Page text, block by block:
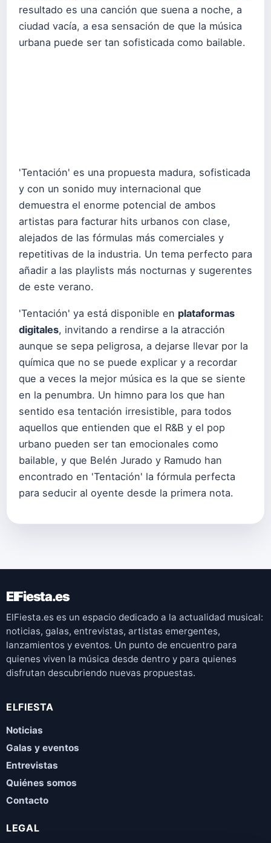
resultado es una canción que suena a noche, a
ciudad vacía, a esa sensación de que la música
urbana puede ser tan sofisticada como bailable.
'Tentación' es una propuesta madura, sofisticada
y con un sonido muy internacional que
demuestra el enorme potencial de ambos
artistas para facturar hits urbanos con clase,
alejados de las fórmulas más comerciales y
repetitivas de la industria. Un tema perfecto para
añadir a las playlists más nocturnas y sugerentes
de este verano.
'Tentación' ya está disponible en plataformas
digitales, invitando a rendirse a la atracción
aunque se sepa peligrosa, a dejarse llevar por la
química que no se puede explicar y a recordar
que a veces la mejor música es la que se siente
en la penumbra. Un himno para los que han
sentido esa tentación irresistible, para todos
aquellos que entienden que el R&B y el pop
urbano pueden ser tan emocionales como
bailable, y que Belén Jurado y Ramudo han
encontrado en 'Tentación' la fórmula perfecta
para seducir al oyente desde la primera nota.
ElFiesta.es
ElFiesta.es es un espacio dedicado a la actualidad musical:
noticias, galas, entrevistas, artistas emergentes,
lanzamientos y eventos. Un punto de encuentro para
quienes viven la música desde dentro y para quienes
disfrutan descubriendo nuevas propuestas.
ELFIESTA
Noticias
Galas y eventos
Entrevistas
Quiénes somos
Contacto
LEGAL